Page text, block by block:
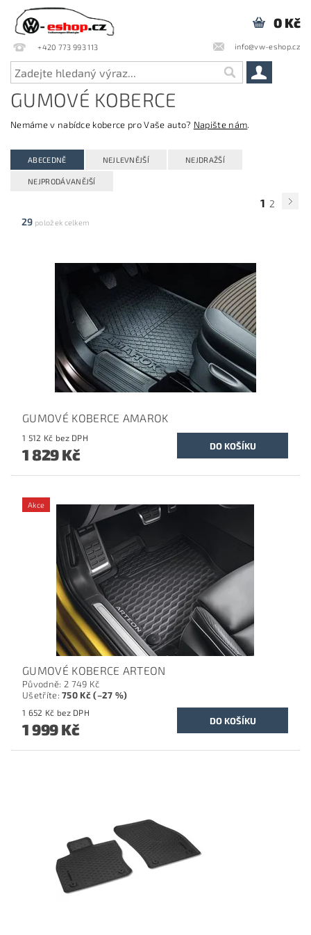
+420 773 993 113 info@vw-eshop.cz
0 Kč
GUMOVÉ KOBERCE
Nemáme v nabídce koberce pro Vaše auto? Napište nám.
ABECEDNĚ NEJLEVNĚJŠÍ NEJDRAŽŠÍ
NEJPRODÁVANĚJŠÍ
1 2
29 položek celkem
GUMOVÉ KOBERCE AMAROK
1 512 Kč bez DPH
1 829 Kč
Akce
GUMOVÉ KOBERCE ARTEON
Původně: 2 749 Kč
Ušetříte:750 Kč (–27 %)
1 652 Kč bez DPH
1 999 Kč